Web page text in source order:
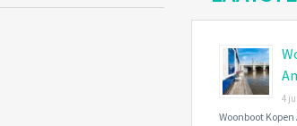
Forgot
password?
4
Woonboot